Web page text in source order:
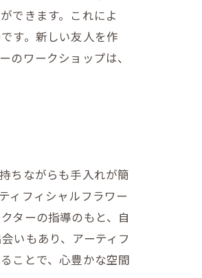
できます。これによ
す。新しい友人を作
のワークショップは、
ちながらも手入れが簡
ィフィシャルフラワー
ターの指導のもと、自
いもあり、アーティフ
ことで、心豊かな空間